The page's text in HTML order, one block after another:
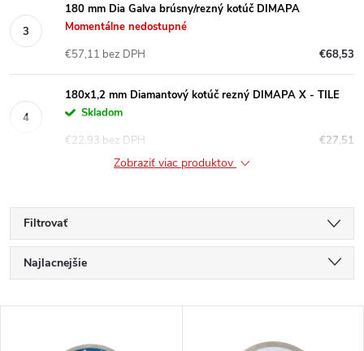
180 mm Dia Galva brúsny/rezný kotúč DIMAPA
Momentálne nedostupné
€68,53
€57,11 bez DPH
180x1,2 mm Diamantový kotúč rezný DIMAPA X - TILE
Skladom
€27,51
€22,93 bez DPH
Zobraziť viac produktov
Filtrovať
R
a
Najlacnejšie